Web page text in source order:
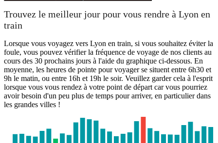
Trouvez le meilleur jour pour vous rendre à Lyon en
train
Lorsque vous voyagez vers Lyon en train, si vous souhaitez éviter la
foule, vous pouvez vérifier la fréquence de voyage de nos clients au
cours des 30 prochains jours à l'aide du graphique ci-dessous. En
moyenne, les heures de pointe pour voyager se situent entre 6h30 et
9h le matin, ou entre 16h et 19h le soir. Veuillez garder cela à l'esprit
lorsque vous vous rendez à votre point de départ car vous pourriez
avoir besoin d'un peu plus de temps pour arriver, en particulier dans
les grandes villes !